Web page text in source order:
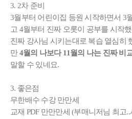
3. 2차 준비
3월부터 어린이집 등원 시작하면서 3
고 4월부터 진짜 오롯이 공부를 시작
진짜 강사님 시키는대로 복습 열심히
만4월의 나보다 11월의 나는 진짜 비
말할 수 있네요.
3. 좋은점
무한배수 수강 만만세
교재 PDF 만만만세 (부매니저님 최고..